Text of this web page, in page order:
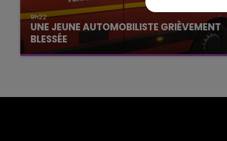
9h22
UNE JEUNE AUTOMOBILISTE GRIÈVEMENT
BLESSÉE
Une automobiliste s'est retrouvée piégée dans
14h00 - 15h00